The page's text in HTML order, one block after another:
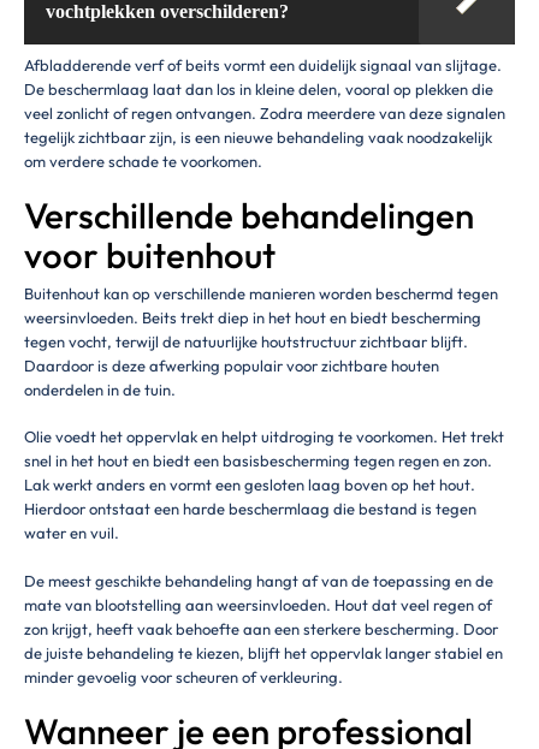
vochtplekken overschilderen?
Afbladderende verf of beits vormt een duidelijk signaal van slijtage.
De beschermlaag laat dan los in kleine delen, vooral op plekken die
veel zonlicht of regen ontvangen. Zodra meerdere van deze signalen
tegelijk zichtbaar zijn, is een nieuwe behandeling vaak noodzakelijk
om verdere schade te voorkomen.
Verschillende behandelingen
voor buitenhout
Buitenhout kan op verschillende manieren worden beschermd tegen
weersinvloeden. Beits trekt diep in het hout en biedt bescherming
tegen vocht, terwijl de natuurlijke houtstructuur zichtbaar blijft.
Daardoor is deze afwerking populair voor zichtbare houten
onderdelen in de tuin.
Olie voedt het oppervlak en helpt uitdroging te voorkomen. Het trekt
snel in het hout en biedt een basisbescherming tegen regen en zon.
Lak werkt anders en vormt een gesloten laag boven op het hout.
Hierdoor ontstaat een harde beschermlaag die bestand is tegen
water en vuil.
De meest geschikte behandeling hangt af van de toepassing en de
mate van blootstelling aan weersinvloeden. Hout dat veel regen of
zon krijgt, heeft vaak behoefte aan een sterkere bescherming. Door
de juiste behandeling te kiezen, blijft het oppervlak langer stabiel en
minder gevoelig voor scheuren of verkleuring.
Wanneer je een professional